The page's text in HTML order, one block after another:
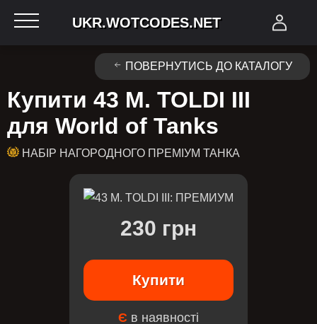
UKR.WOTCODES.NET
ПОВЕРНУТИСЬ ДО КАТАЛОГУ
Купити 43 M. TOLDI III
для World of Tanks
НАБІР НАГОРОДНОГО ПРЕМІУМ ТАНКА
230 грн
Купити
Є в наявності